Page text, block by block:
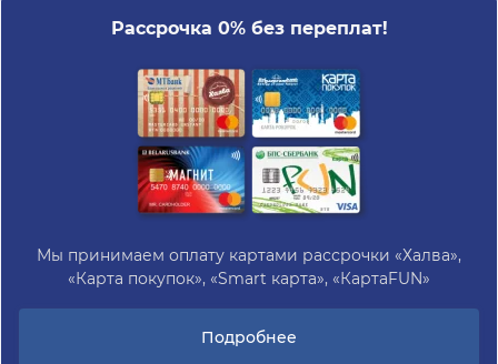
Рассрочка 0% без переплат!
Мы принимаем оплату картами рассрочки «Халва»,
«Карта покупок», «Smart карта», «КартаFUN»
Подробнее